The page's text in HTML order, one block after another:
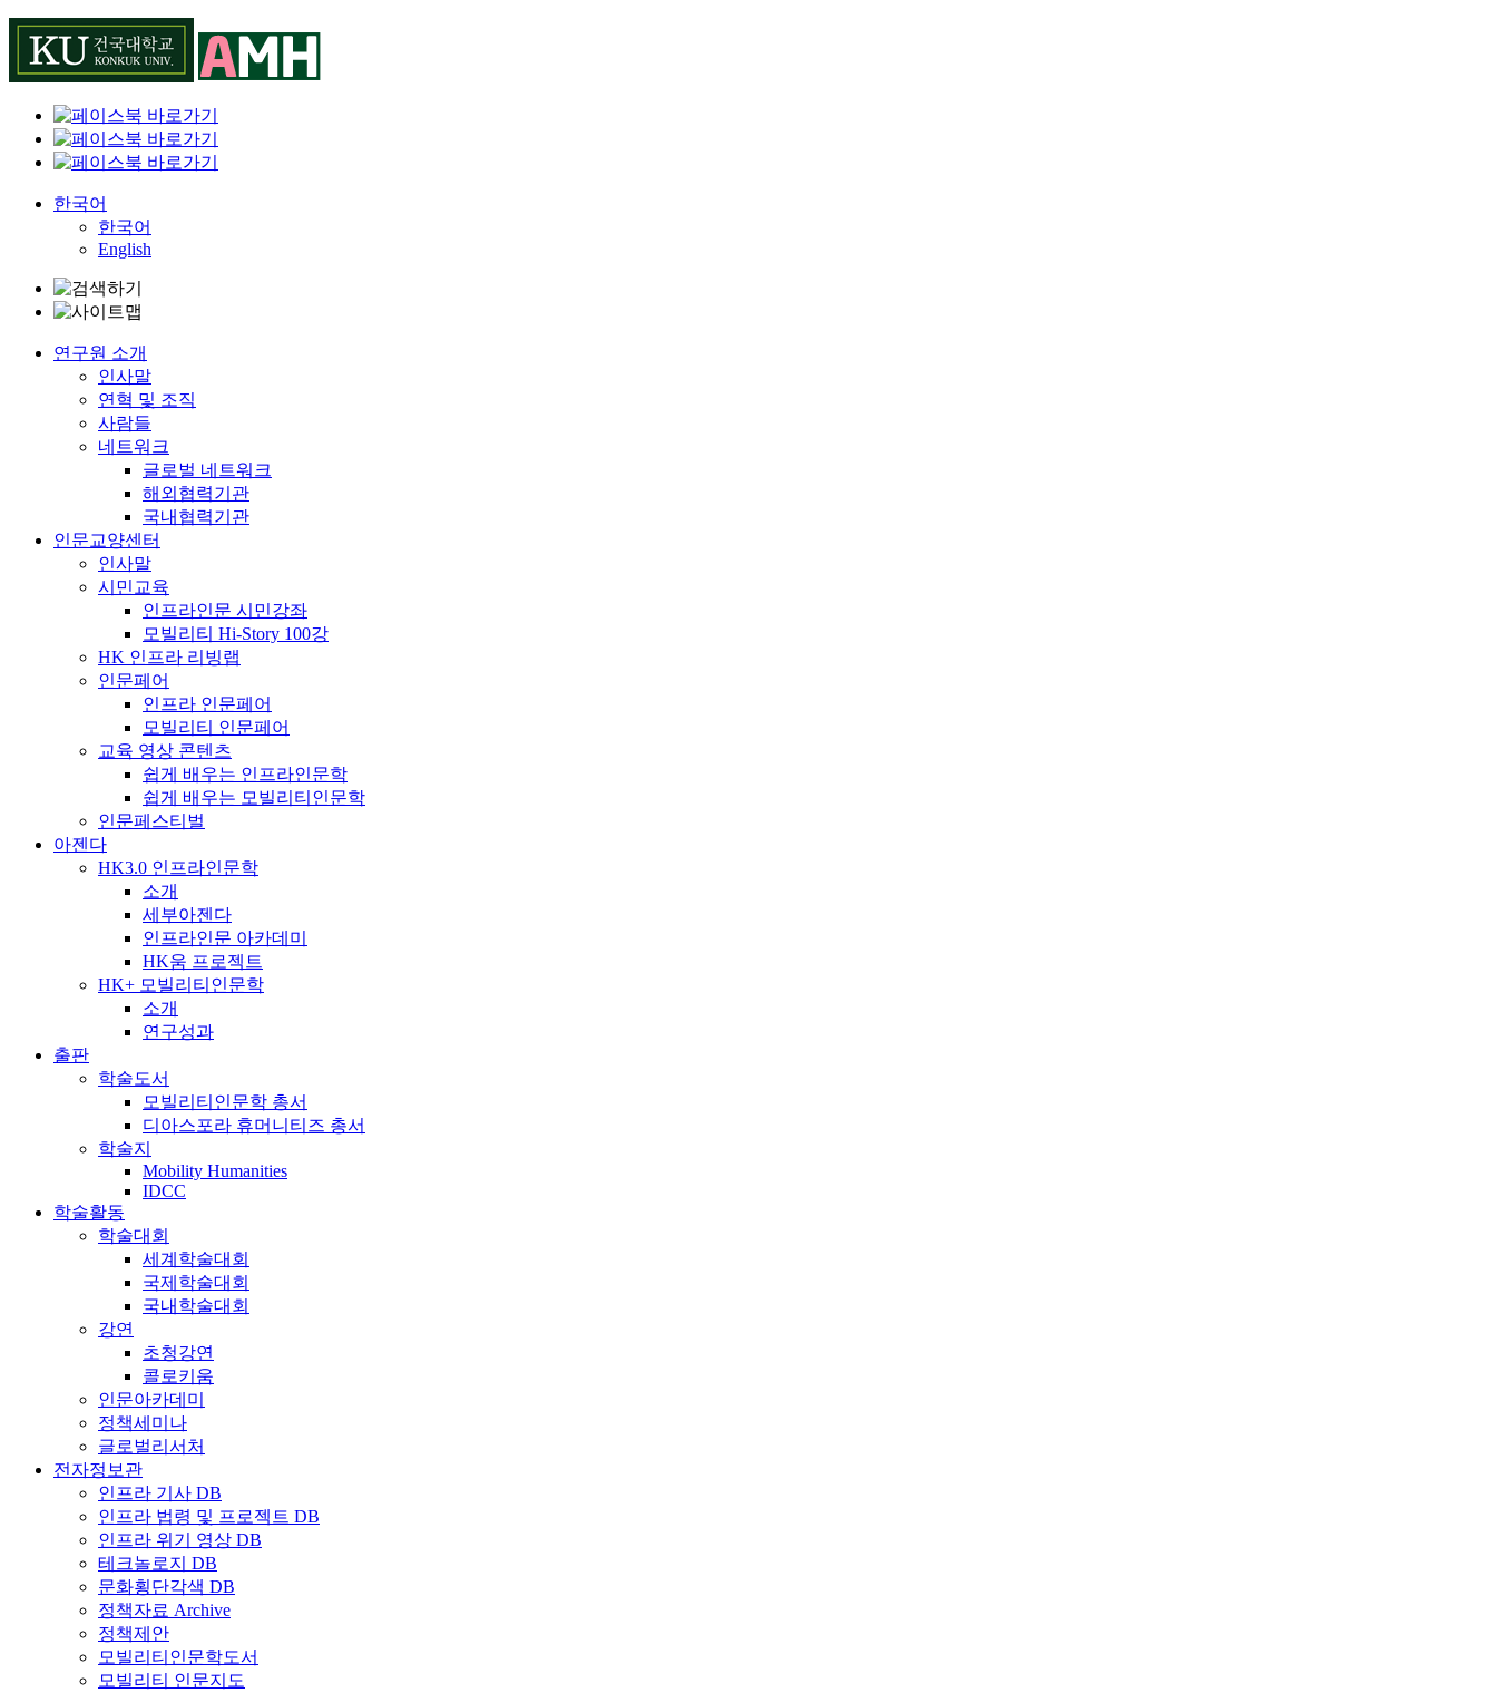
Skip
content
한국어
한국어
English
연구원 소개
인사말
연혁 및 조직
사람들
네트워크
글로벌 네트워크
해외협력기관
국내협력기관
인문교양센터
인사말
시민교육
인프라인문 시민강좌
모빌리티 Hi-Story 100강
HK 인프라 리빙랩
인문페어
인프라 인문페어
모빌리티 인문페어
교육 영상 콘텐츠
쉽게 배우는 인프라인문학
쉽게 배우는 모빌리티인문학
인문페스티벌
아젠다
HK3.0 인프라인문학
소개
세부아젠다
인프라인문 아카데미
HK움 프로젝트
HK+ 모빌리티인문학
소개
연구성과
출판
학술도서
모빌리티인문학 총서
디아스포라 휴머니티즈 총서
학술지
Mobility Humanities
IDCC
학술활동
학술대회
세계학술대회
국제학술대회
국내학술대회
강연
초청강연
콜로키움
인문아카데미
정책세미나
글로벌리서처
전자정보관
인프라 기사 DB
인프라 법령 및 프로젝트 DB
인프라 위기 영상 DB
테크놀로지 DB
문화횡단각색 DB
정책자료 Archive
정책제안
모빌리티인문학도서
모빌리티 인문지도